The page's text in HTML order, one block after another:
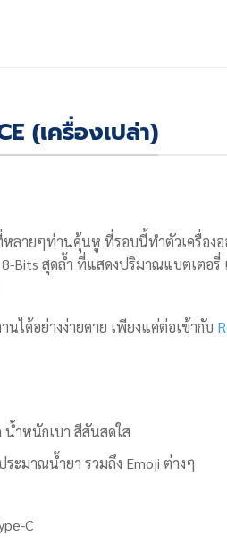
(เครื่องเปล่า)
ที่หลายๆท่านคุ้นหู ที่รอบนี้ทำตัวเครื่อ
8-Bits สุดล้ำ ที่แสดงปริมาณแบตเต
นได้อย่างง่ายดาย เพียงแค่ต่อเข้ากับ
น้ำหนักเบา สีสันสดใส
ะมาณน้ำยา รวมถึง Emoji ต่างๆ
C